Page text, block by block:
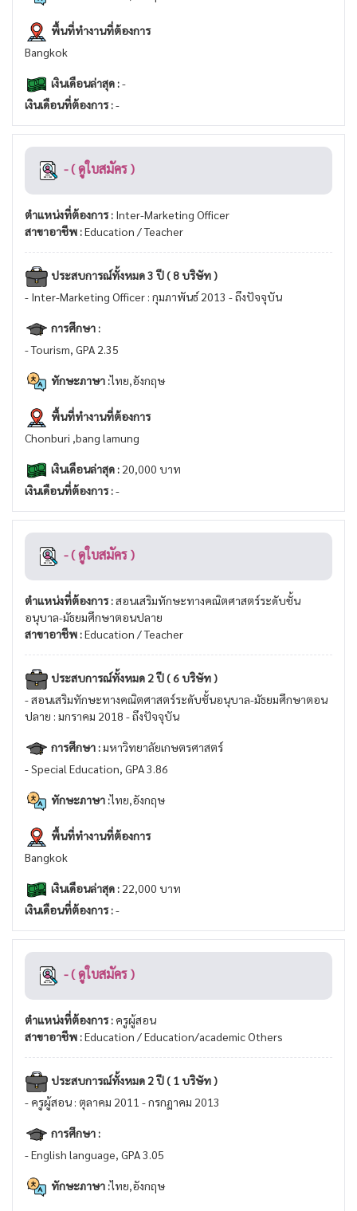
พื้นที่ทำงานที่ต้องการ
Bangkok
เงินเดือนล่าสุด :-
เงินเดือนที่ต้องการ :-
- ( ดูใบสมัคร )
ตำแหน่งที่ต้องการ : Inter-Marketing Officer
สาขาอาชีพ :Education / Teacher
ประสบการณ์ทั้งหมด 3 ปี ( 8 บริษัท )
- Inter-Marketing Officer : กุมภาพันธ์ 2013 - ถึงปัจจุบัน
การศึกษา :
- Tourism, GPA 2.35
ทักษะภาษา :ไทย,อังกฤษ
พื้นที่ทำงานที่ต้องการ
Chonburi ,bang lamung
เงินเดือนล่าสุด : 20,000 บาท
เงินเดือนที่ต้องการ :-
- ( ดูใบสมัคร )
ตำแหน่งที่ต้องการ :สอนเสริมทักษะทางคณิตศาสตร์ระดับชั้น
อนุบาล-มัธยมศึกษาตอนปลาย
สาขาอาชีพ :Education / Teacher
ประสบการณ์ทั้งหมด 2 ปี ( 6 บริษัท )
- สอนเสริมทักษะทางคณิตศาสตร์ระดับชั้นอนุบาล-มัธยมศึกษาตอน
ปลาย : มกราคม 2018 - ถึงปัจจุบัน
การศึกษา :มหาวิทยาลัยเกษตรศาสตร์
- Special Education, GPA 3.86
ทักษะภาษา :ไทย,อังกฤษ
พื้นที่ทำงานที่ต้องการ
Bangkok
เงินเดือนล่าสุด : 22,000 บาท
เงินเดือนที่ต้องการ :-
- ( ดูใบสมัคร )
ตำแหน่งที่ต้องการ : ครูผู้สอน
สาขาอาชีพ :Education / Education/academic Others
ประสบการณ์ทั้งหมด 2 ปี ( 1 บริษัท )
- ครูผู้สอน : ตุลาคม 2011 - กรกฏาคม 2013
การศึกษา :
- English language, GPA 3.05
ทักษะภาษา :ไทย,อังกฤษ